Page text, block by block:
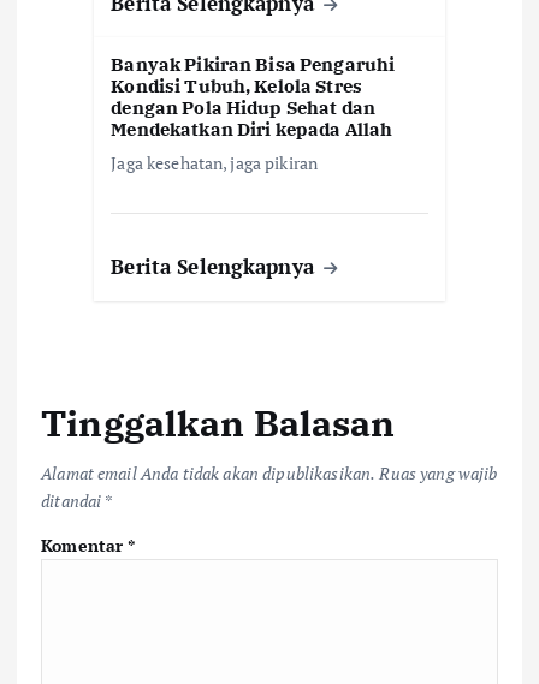
Banyak Pikiran Bisa Pengaruhi
Kondisi Tubuh, Kelola Stres
dengan Pola Hidup Sehat dan
Mendekatkan Diri kepada Allah
Jaga kesehatan, jaga pikiran
Berita Selengkapnya
Tinggalkan Balasan
Alamat email Anda tidak akan dipublikasikan. Ruas yang wajib
ditandai *
Komentar*